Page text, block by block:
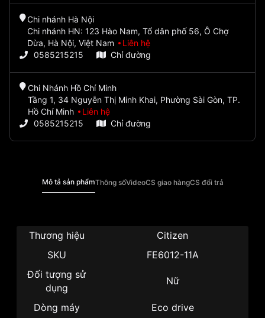
Chi nhánh Hà Nội
Chi nhánh HN: 123 Hào Nam, Tổ dân phố 56, Ô Chợ
Dừa, Hà Nội, Việt Nam
Liên hệ
0585215215
Chỉ đường
Chi Nhánh Hồ Chí Minh
Tầng 1, 34 Nguyễn Thị Minh Khai, Phường Sài Gòn, TP.
Hồ Chí Minh
Liên hệ
0585215215
Chỉ đường
Mô tả sản phẩmThông sốVideoCS giao hàngCS đổi trả
Thương hiệu
Citizen
SKU
FE6012-11A
Đối tượng sử
dụng
Nữ
Dòng máy Eco drive